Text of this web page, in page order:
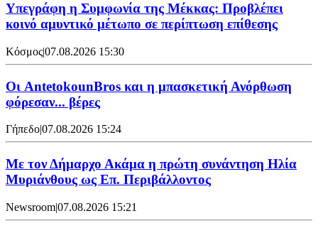
Υπεγράφη η Συμφωνία της Μέκκας: Προβλέπει
κοινό αμυντικό μέτωπο σε περίπτωση επίθεσης
Κόσμος|07.08.2026 15:30
Oι AntetokounBros και η μπασκετική Ανόρθωση
φόρεσαν... βέρες
Γήπεδο|07.08.2026 15:24
Με τον Δήμαρχο Ακάμα η πρώτη συνάντηση Ηλία
Μυριάνθους ως Επ. Περιβάλλοντος
Newsroom|07.08.2026 15:21